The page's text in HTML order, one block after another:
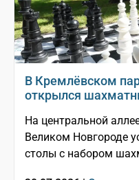
В Кремлёвском
открылся
На центральной
Великом Новгороде
столы с набором